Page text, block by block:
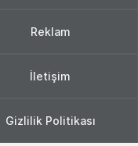
Reklam
İletişim
Gizlilik Politikası